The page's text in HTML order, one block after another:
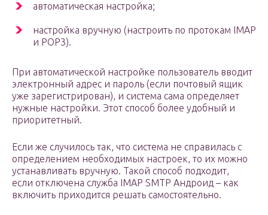
автоматическая настройка;
настройка вручную (настроить по протокам IMAP
и POP3).
При автоматической настройке пользователь вводит
электронный адрес и пароль (если почтовый ящик
уже зарегистрирован), и система сама определяет
нужные настройки. Этот способ более удобный и
приоритетный.
Если же случилось так, что система не справилась с
определением необходимых настроек, то их можно
устанавливать вручную. Такой способ подходит,
если отключена служба IMAP SMTP Андроид – как
включить приходится решать самостоятельно.